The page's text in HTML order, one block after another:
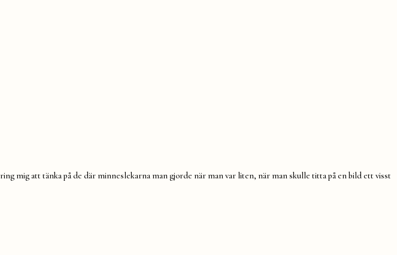
mig att tänka på de där minneslekarna man gjorde när man var liten, när man skulle titta på en bild ett visst